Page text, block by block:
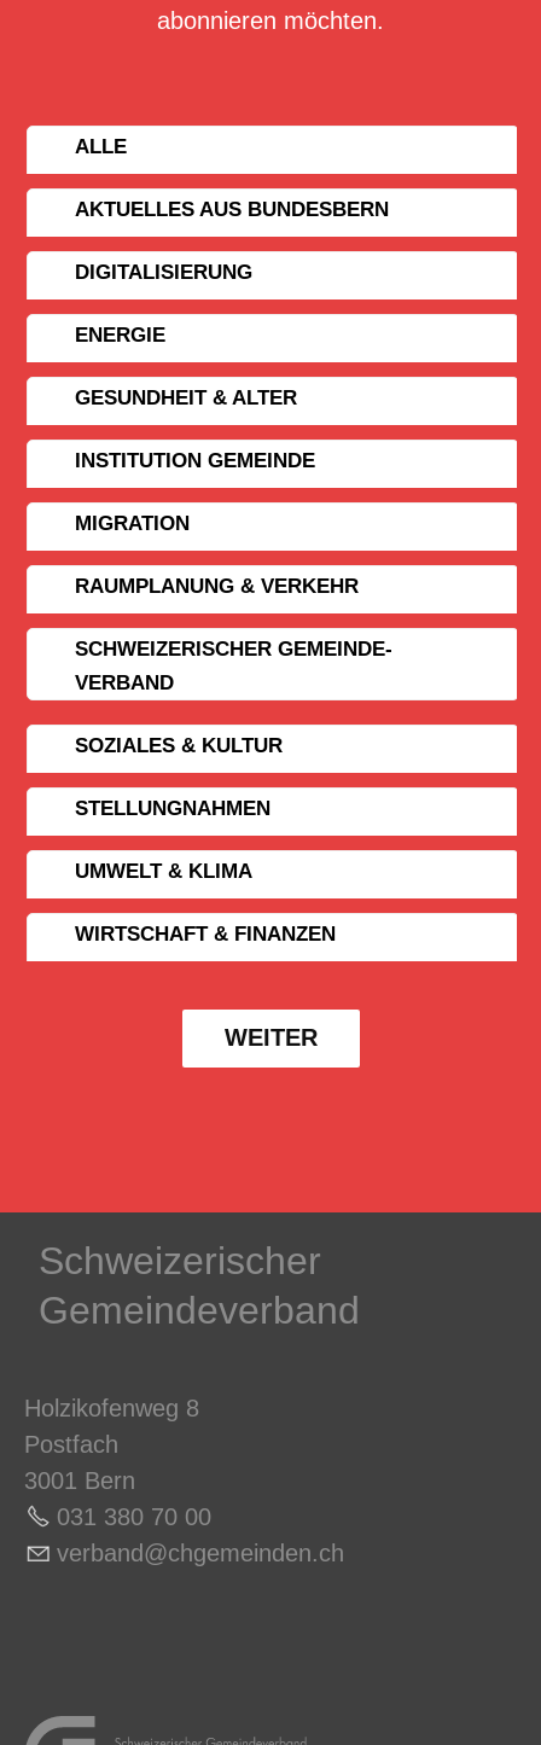
abonnieren möchten.
ALLE
AKTUELLES AUS BUNDESBERN
DIGITALISIERUNG
ENERGIE
GESUNDHEIT & ALTER
INSTITUTION GEMEINDE
MIGRATION
RAUMPLANUNG & VERKEHR
SCHWEIZERISCHER GEMEINDE­
VERBAND
SOZIALES & KULTUR
STELLUNGNAHMEN
UMWELT & KLIMA
WIRTSCHAFT & FINANZEN
WEITER
Schweizerischer
Gemeindeverband
Holzikofenweg 8
Postfach
3001 Bern
031 380 70 00
v rb nd chg m nd n ch